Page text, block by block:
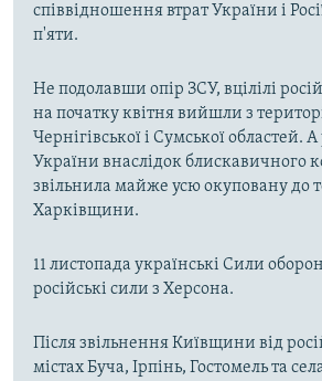
співвідношення втрат України і
п'яти.
Не подолавши опір ЗСУ, вцілілі
на початку квітня вийшли з
Чернігівської і Сумської областей.
України внаслідок блискавичного
звільнила майже усю окуповану до
Харківщини.
11 листопада українські Сили
російські сили з Херсона.
Після звільнення Київщини від
містах Буча, Ірпінь, Гостомель та